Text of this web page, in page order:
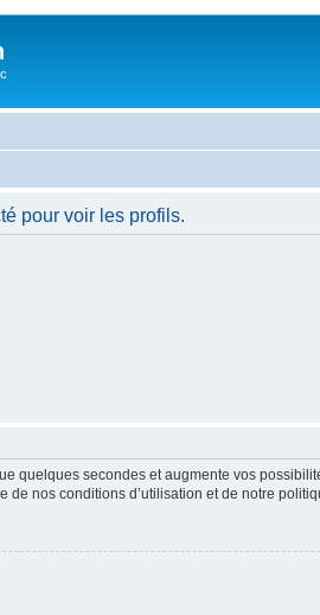
pour voir les profils.
quelques secondes et augmente vos
nos conditions d’utilisation et de notre